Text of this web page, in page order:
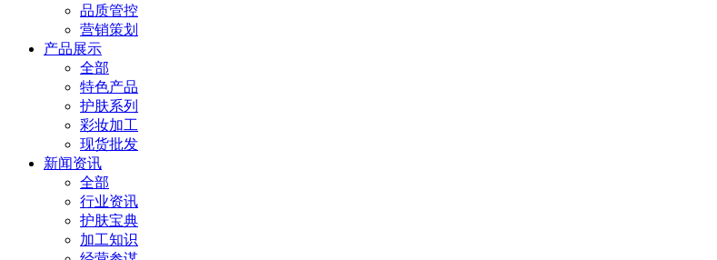
品质管控
营销策划
产品展示
全部
特色产品
护肤系列
彩妆加工
现货批发
新闻资讯
全部
行业资讯
护肤宝典
加工知识